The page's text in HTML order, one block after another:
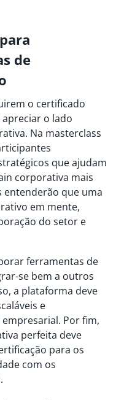
de
o certificado
o lado
Na masterclass
que ajudam
corporativa mais
entenderão que uma
em mente,
do setor e
ferramentas de
se bem a outros
a plataforma deve
e
Por fim,
perfeita deve
para os
com os